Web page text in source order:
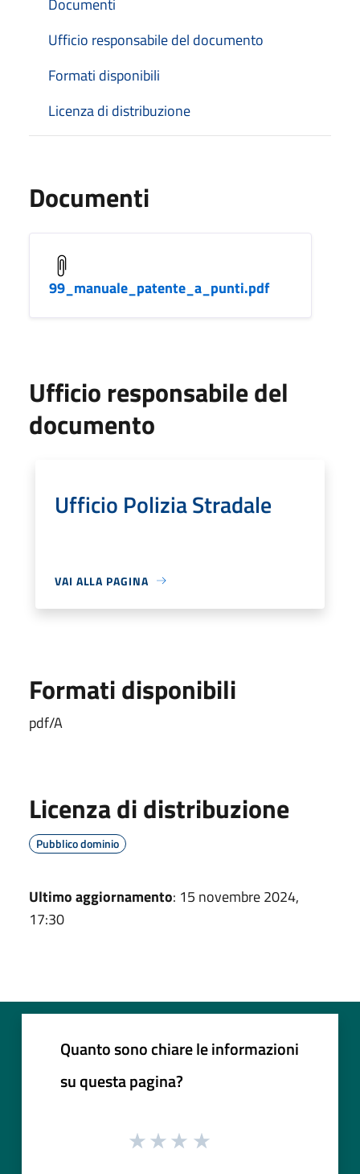
Ufficio responsabile del documento
Formati disponibili
Licenza di distribuzione
Documenti
99_manuale_patente_a_punti.pdf
Ufficio responsabile del
documento
Ufficio Polizia Stradale
VAI ALLA PAGINA
Formati disponibili
pdf/A
Licenza di distribuzione
Pubblico dominio
Ultimo aggiornamento: 15 novembre 2024,
17:30
Quanto sono chiare le informazioni
su questa pagina?